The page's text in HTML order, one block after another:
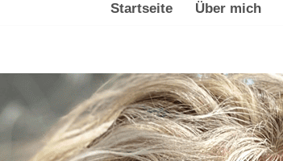
Startseite Über mich